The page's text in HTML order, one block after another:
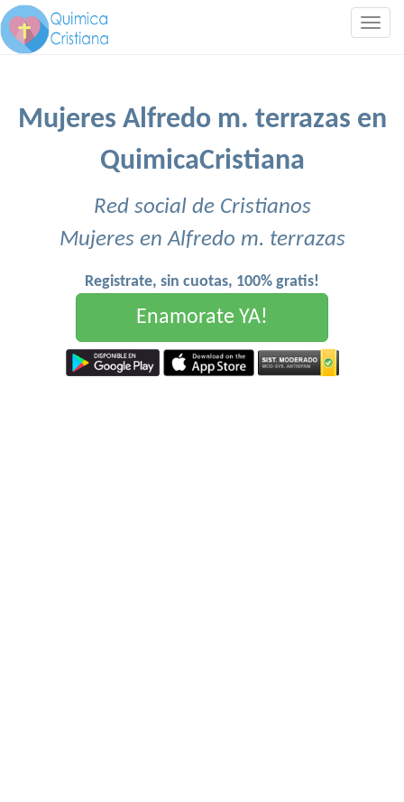
Mujeres Alfredo m. terrazas en
QuimicaCristiana
Red social de Cristianos
Mujeres en Alfredo m. terrazas
Registrate, sin cuotas, 100% gratis!
Enamorate YA!